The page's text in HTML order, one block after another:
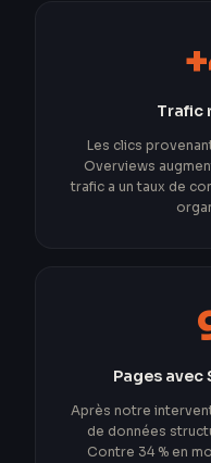
Trafic
Les clics
Overviews
trafic a un taux de
Pages
Après notre
de données
Contre 34 % en